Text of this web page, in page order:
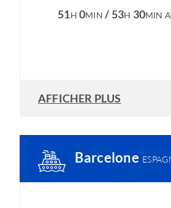
51H 0MIN / 53H 30MIN
AFFICHER PLUS
Barcelone